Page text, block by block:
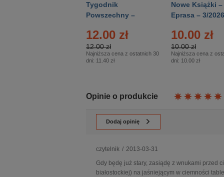
Tygodnik
Powszechny –
12.00 zł
12.00 zł
Najniższa cena z ostatnich 30
dni: 11.40 zł
Nowe Książki –
Eprasa – 3/2026
10.00 zł
10.00 zł
Najniższa cena z
dni: 10.00 zł
Opinie o produkcie
Dodaj opinię
czytelnik / 2013-03-31
Gdy będę już stary, zasiądę z wnukami przed
białostockiej) na jaśniejącym w ciemności